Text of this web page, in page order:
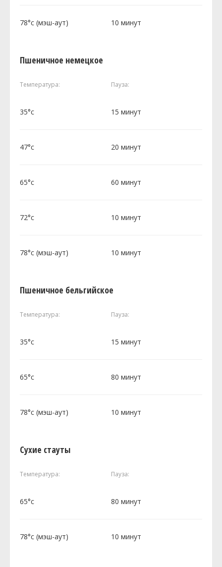
78°c (мэш-аут) 10 минут
Пшеничное немецкое
Температура: Пауза:
35°c 15 минут
47°c 20 минут
65°c 60 минут
72°c 10 минут
78°c (мэш-аут) 10 минут
Пшеничное бельгийское
Температура: Пауза:
35°c 15 минут
65°c 80 минут
78°c (мэш-аут) 10 минут
Сухие стауты
Температура: Пауза:
65°c 80 минут
78°c (мэш-аут) 10 минут